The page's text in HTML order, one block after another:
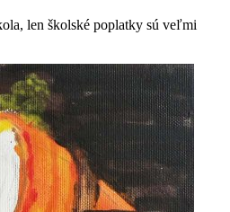
len školské poplatky sú veľmi